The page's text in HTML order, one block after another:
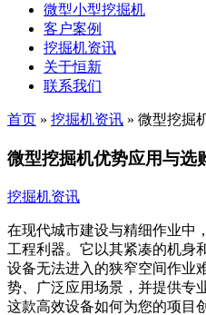
微型小型挖掘机
客户案例
挖掘机资讯
关于恒新
联系我们
首页 » 挖掘机资讯 » 微型挖掘
微型挖掘机优势应用与选
挖掘机资讯
在现代城市建设与精细作业中
工程利器。它以其紧凑的机身
设备无法进入的狭窄空间作业
势、广泛应用场景，并提供专
这款高效设备如何为您的项目